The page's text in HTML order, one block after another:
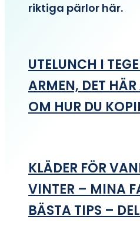
riktiga pärlor här.
UTELUNCH I
ARMEN, DET
OM HUR DU
KLÄDER FÖR
VINTER – MINA
BÄSTA TIPS –